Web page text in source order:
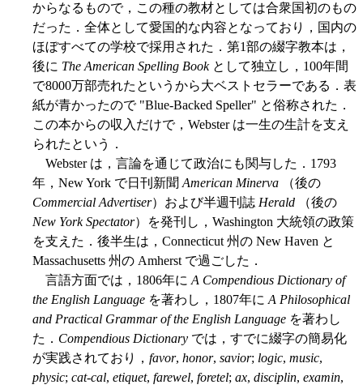
からなるもので，この種の教材としては合衆国初のもの
だった．全体として愛国的な内容となっており，国内の
ほぼすべての学校で採用された．第1部の綴字教本は，
後に The American Spelling Bookとして独立し，100年間
で8000万部売れたというから大ベストセラーである．表
紙が青かったので "Blue-Backed Speller" と俗称された．
この本からの収入だけで，Webster は一生の生計を支え
られたという．
Webster は，言論を通じて政治にも関与した．1793
年，New York で日刊新聞 American Minerva （後の
Commercial Advertiser）および半週刊誌 Herald （後の
New York Spectator）を発刊し，Washington 大統領の政策
を支えた．後半生は，Connecticut 州の New Haven と
Massachusetts 州の Amherst で過ごした．
言語方面では，1806年に A Compendious Dictionary of
the English Language を著わし，1807年に A Philosophical
and Practical Grammar of the English Language を著わし
た． Compendious Dictionary では，すでに綴字の簡易化
が実践されており， favor, honor, savior; logic, music,
physic; cat-cal, etiquet, farewel, foretel; ax, disciplin, examin,